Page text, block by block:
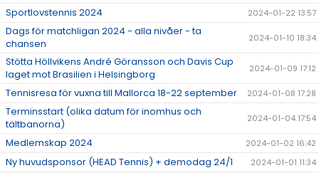
Sportlovstennis 2024 2024-01-22 13:57
Dags för matchligan 2024 - alla nivåer - ta
chansen
2024-01-10 18:34
Stötta Höllvikens André Göransson och Davis Cup
laget mot Brasilien i Helsingborg
2024-01-09 17:12
Tennisresa för vuxna till Mallorca 18-22 september 2024-01-08 17:28
Terminsstart (olika datum för inomhus och
tältbanorna)
2024-01-04 17:54
Medlemskap 2024 2024-01-02 16:42
Ny huvudsponsor (HEAD Tennis) + demodag 24/1 2024-01-01 11:34